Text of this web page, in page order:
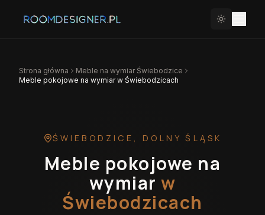
Strona główna Meble na wymiar Świebodzice
Meble pokojowe na wymiar w Świebodzicach
ŚWIEBODZICE , DOLNY ŚLĄSK
Meble pokojowe na
wymiar w
Świebodzicach